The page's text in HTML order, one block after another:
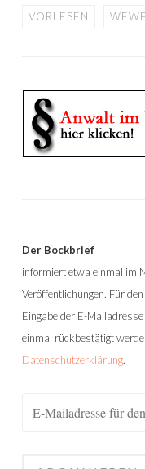
VORLESEN
Der Bockbrief
informiert etwa einmal im
Veröffentlichungen. Für
Eingabe der E-
einmal rückbestätigt
Datenschutzerklärung.